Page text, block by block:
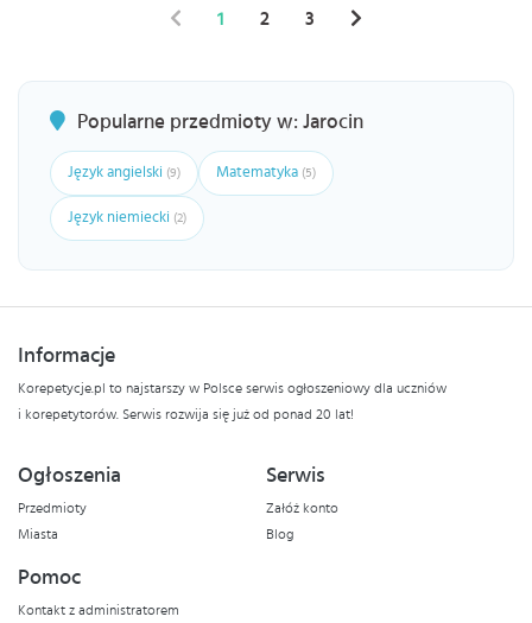
1 2 3
Popularne przedmioty w: Jarocin
Język angielski (9) Matematyka (5)
Język niemiecki (2)
Informacje
Korepetycje.pl to najstarszy w Polsce serwis ogłoszeniowy dla uczniów
i korepetytorów. Serwis rozwija się już od ponad 20 lat!
Ogłoszenia
Przedmioty
Miasta
Serwis
Załóż konto
Blog
Pomoc
Kontakt z administratorem